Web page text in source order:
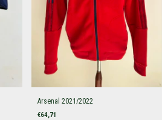
Arsenal 2021/2022
€64,71